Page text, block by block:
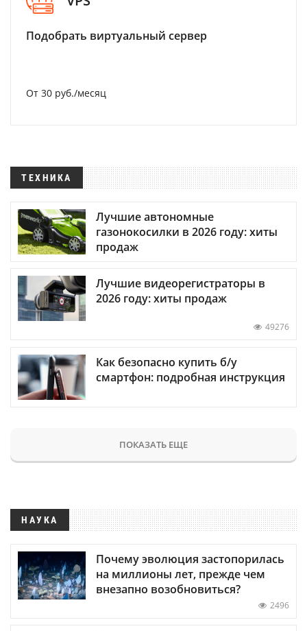
Подобрать виртуальный сервер
От 30 руб./месяц
ТЕХНИКА
Лучшие автономные
газонокосилки в 2026 году: хиты
продаж
Лучшие видеорегистраторы в
2026 году: хиты продаж
49276
Как безопасно купить б/у
смартфон: подробная инструкция
ПОКАЗАТЬ ЕЩЕ
НАУКА
Почему эволюция застопорилась
на миллионы лет, прежде чем
внезапно возобновиться?
2496